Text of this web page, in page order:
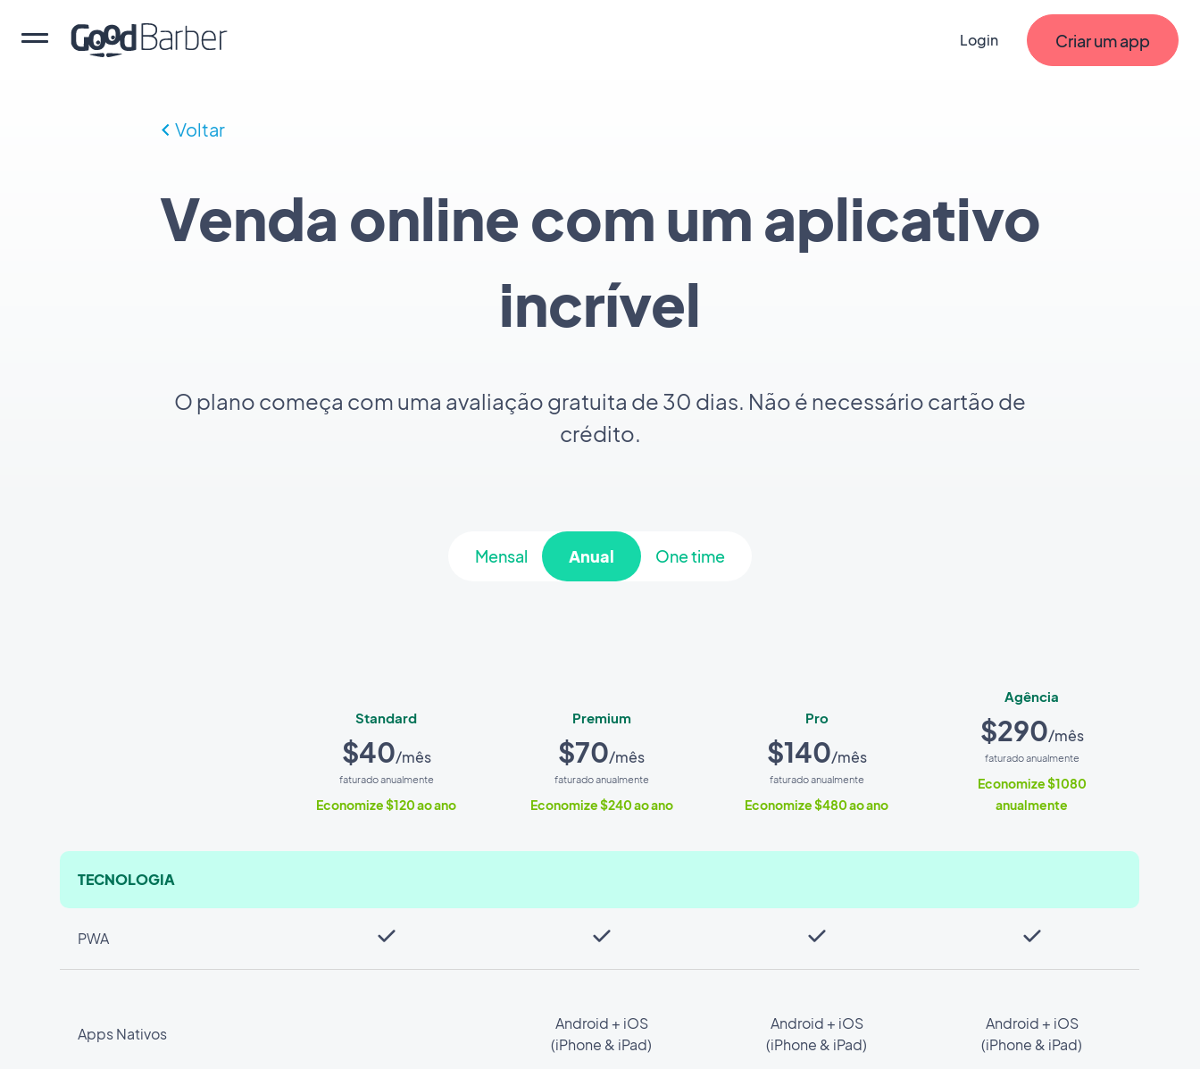
Login Criar um app
Voltar
Venda online com um aplicativo
incrível
O plano começa com uma avaliação gratuita de 30 dias. Não é necessário cartão de
crédito.
Mensal Anual One time
Standard
$40/mês
faturado anualmente
Economize $120 ao ano
Premium
$70/mês
faturado anualmente
Economize $240 ao ano
Pro
$140/mês
faturado anualmente
Economize $480 ao ano
Agência
$290/mês
faturado anualmente
Economize $1080
anualmente
TECNOLOGIA
PWA
Apps Nativos
Android + iOS
(iPhone & iPad)
Android + iOS
(iPhone & iPad)
Android + iOS
(iPhone & iPad)